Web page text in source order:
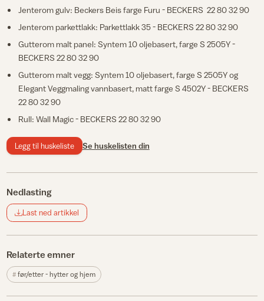
Jenterom gulv: Beckers Beis farge Furu - BECKERS 22 80 32 90
Jenterom parkettlakk: Parkettlakk 35 - BECKERS 22 80 32 90
Gutterom malt panel: Syntem 10 oljebasert, farge S 2505Y -
BECKERS 22 80 32 90
Gutterom malt vegg: Syntem 10 oljebasert, farge S 2505Y og
Elegant Veggmaling vannbasert, matt farge S 4502Y - BECKERS
22 80 32 90
Rull: Wall Magic - BECKERS 22 80 32 90
Legg til huskeliste Se huskelisten din
Nedlasting
Last ned artikkel
Relaterte emner
før/etter - hytter og hjem